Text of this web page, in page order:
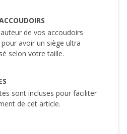
de vos accoudoirs
avoir un siège ultra
selon votre taille.
sont incluses pour faciliter
de cet article.